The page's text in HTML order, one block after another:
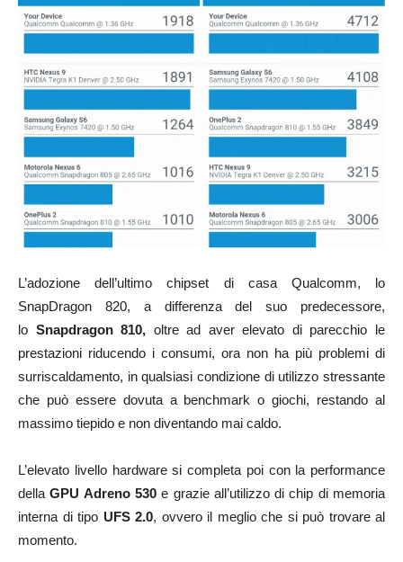
L’adozione dell’ultimo chipset di casa Qualcomm, lo
SnapDragon 820, a differenza del suo predecessore,
lo Snapdragon 810, oltre ad aver elevato di parecchio le
prestazioni riducendo i consumi, ora non ha più problemi di
surriscaldamento, in qualsiasi condizione di utilizzo stressante
che può essere dovuta a benchmark o giochi, restando al
massimo tiepido e non diventando mai caldo.
L’elevato livello hardware si completa poi con la performance
dellaGPU Adreno 530e grazie all’utilizzo di chip di memoria
interna di tipo UFS 2.0, ovvero il meglio che si può trovare al
momento.